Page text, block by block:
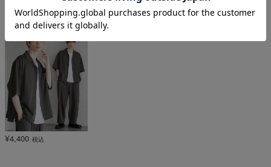
着用アイテムはこちら
¥4,400 税込